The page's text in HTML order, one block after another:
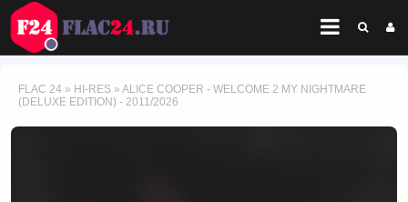
FLAC 24 » HI-RES » ALICE COOPER - WELCOME 2 MY NIGHTMARE
(DELUXE EDITION) - 2011/2026